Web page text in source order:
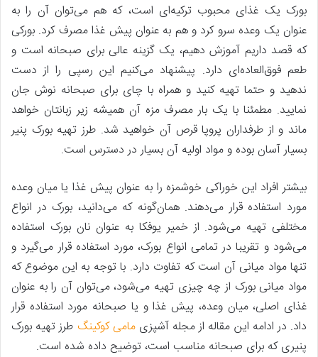
بورک یک غذای محبوب ترکیه‌ای است، که هم می‌توان آن را به
عنوان یک وعده سرو کرد و هم به عنوان پیش غذا مصرف کرد. بورکی
که قصد داریم آموزش دهیم، یک گزینه عالی برای صبحانه است و
طعم فوق‌العاده‌ای دارد. پیشنهاد می‌کنیم این رسپی را از دست
ندهید و حتما تهیه کنید و همراه با چای برای صبحانه نوش جان
نمایید. مطمئنا با یک بار مصرف مزه آن همیشه زیر زبانتان خواهد
ماند و از طرفداران پروپا قرص آن خواهید شد. طرز تهیه بورک پنیر
بسیار آسان بوده و مواد اولیه آن بسیار در دسترس است.
بیشتر افراد این خوراکی خوشمزه را به عنوان پیش غذا یا میان وعده
مورد استفاده قرار می‌دهند. همان‌گونه که می‌دانید، بورک در انواع
مختلفی تهیه می‌شود. از خمیر یوفکا به عنوان نان بورک استفاده
می‌شود و تقریبا در تمامی انواع بورک‌، مورد استفاده قرار می‌گیرد و
تنها مواد میانی آن است که تفاوت دارد. با توجه به این موضوع که
مواد میانی بورک از چه چیزی تهیه می‌شود، می‌توان آن را به عنوان
غذای اصلی، میان وعده، پیش غذا و یا صبحانه مورد استفاده قرار
داد. در ادامه این مقاله از مجله آشپزیمامی کوکینگ طرز تهیه بورک
پنیری که برای صبحانه مناسب است، توضیح داده شده است.